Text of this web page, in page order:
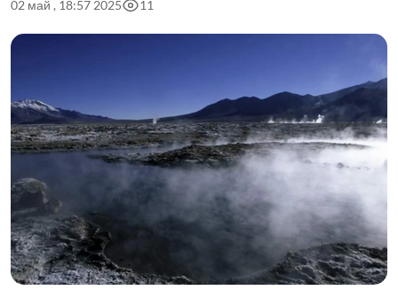
02 май , 18:57 2025 11